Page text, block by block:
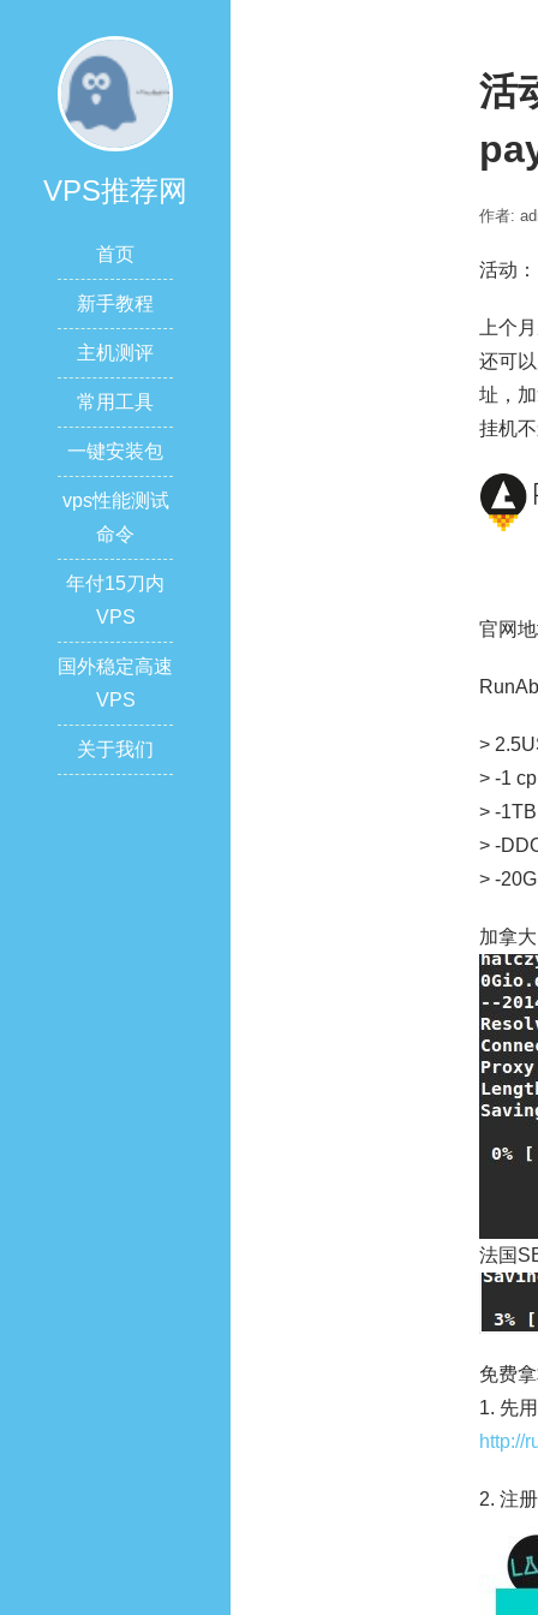
VPS推荐网
首页
新手教程
主机测评
常用工具
一键安装包
vps性能测试
命令
年付15刀内
VPS
国外稳定高速
VPS
关于我们
活
作者:
活动：
上个
还可
址，
挂机
官网
>
> -1
> -
> -
> -
加拿
法国
免费
1. 先
http://
2. 注